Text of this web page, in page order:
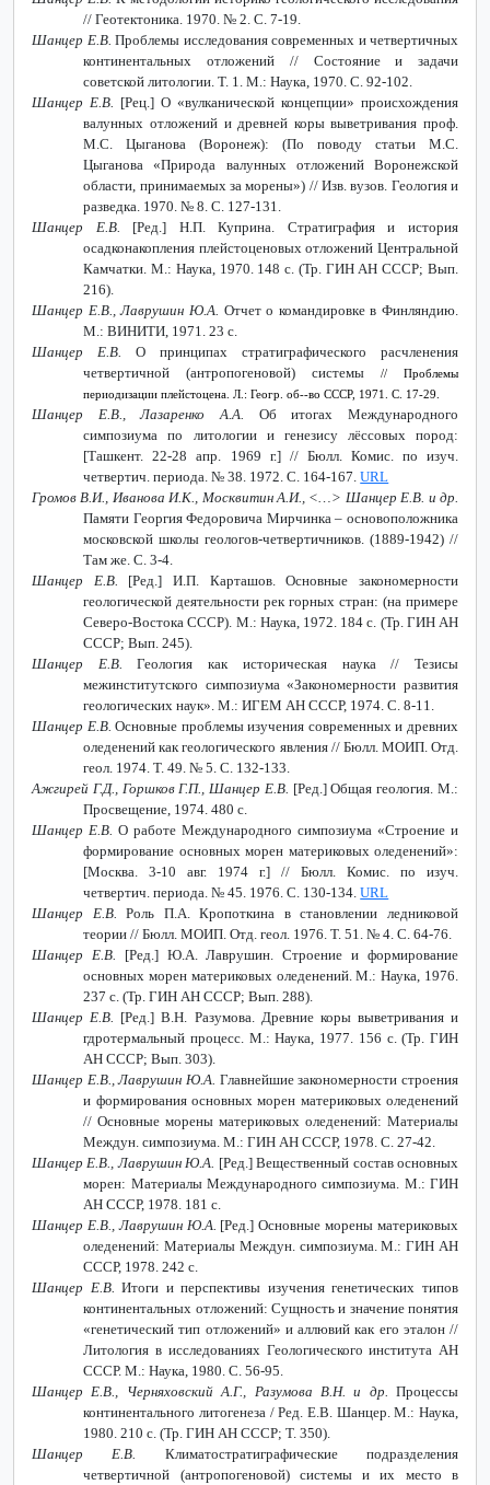
// Геотектоника. 1970. № 2. С. 7-19.
Шанцер Е.В. Проблемы исследования современных и четвертичных
континентальных отложений // Состояние и задачи
советской литологии. Т. 1. М.: Наука, 1970. С. 92-102.
Шанцер Е.В. [Рец.] О «вулканической концепции» происхождения
валунных отложений и древней коры выветривания проф.
М.С. Цыганова (Воронеж): (По поводу статьи М.С.
Цыганова «Природа валунных отложений Воронежской
области, принимаемых за морены») // Изв. вузов. Геология и
разведка. 1970. № 8. С. 127-131.
Шанцер Е.В. [Ред.] Н.П. Куприна. Стратиграфия и история
осадконакопления плейстоценовых отложений Центральной
Камчатки. М.: Наука, 1970. 148 с. (Тр. ГИН АН СССР; Вып.
216).
Шанцер Е.В., Лаврушин Ю.А. Отчет о командировке в Финляндию.
М.: ВИНИТИ, 1971. 23 с.
Шанцер Е.В.
О принципах стратиграфического расчленения
четвертичной (антропогеновой) системы// Проблемы
периодизации плейстоцена. Л.: Геогр. об--во СССР, 1971. С. 17-29.
Шанцер Е.В., Лазаренко А.А. Об итогах Международного
симпозиума по литологии и генезису лёссовых пород:
[Ташкент. 22-28 апр. 1969 г.] // Бюлл. Комис. по изуч.
четвертич. периода. № 38. 1972. С. 164-167.URL
Громов В.И., Иванова И.К., Москвитин А.И., <…> Шанцер Е.В. и др.
Памяти Георгия Федоровича Мирчинка – основоположника
московской школы геологов-четвертичников. (1889-1942) //
Там же. С. 3-4.
Шанцер Е.В. [Ред.] И.П. Карташов. Основные закономерности
геологической деятельности рек горных стран: (на примере
Северо-Востока СССР). М.: Наука, 1972. 184 с. (Тр. ГИН АН
СССР; Вып. 245).
Шанцер Е.В. Геология как историческая наука // Тезисы
межинститутского симпозиума «Закономерности развития
геологических наук». М.: ИГЕМ АН СССР, 1974. С. 8-11.
Шанцер Е.В. Основные проблемы изучения современных и древних
оледенений как геологического явления // Бюлл. МОИП. Отд.
геол. 1974. Т. 49. № 5. С. 132-133.
Ажгирей Г.Д., Горшков Г.П., Шанцер Е.В. [Ред.] Общая геология. М.:
Просвещение, 1974. 480 с.
Шанцер Е.В. О работе Международного симпозиума «Строение и
формирование основных морен материковых оледенений»:
[Москва. 3-10 авг. 1974 г.] // Бюлл. Комис. по изуч.
четвертич. периода. № 45. 1976. С. 130-134.URL
Шанцер Е.В. Роль П.А. Кропоткина в становлении ледниковой
теории // Бюлл. МОИП. Отд. геол. 1976. Т. 51. № 4. С. 64-76.
Шанцер Е.В. [Ред.] Ю.А. Лаврушин. Строение и формирование
основных морен материковых оледенений. М.: Наука, 1976.
237 с. (Тр. ГИН АН СССР; Вып. 288).
Шанцер Е.В. [Ред.] В.Н. Разумова. Древние коры выветривания и
гдротермальный процесс. М.: Наука, 1977. 156 с. (Тр. ГИН
АН СССР; Вып. 303).
Шанцер Е.В., Лаврушин Ю.А. Главнейшие закономерности строения
и формирования основных морен материковых оледенений
// Основные морены материковых оледенений: Материалы
Междун. симпозиума. М.: ГИН АН СССР, 1978. С. 27-42.
Шанцер Е.В., Лаврушин Ю.А. [Ред.] Вещественный состав основных
морен: Материалы Международного симпозиума. М.: ГИН
АН СССР, 1978. 181 с.
Шанцер Е.В., Лаврушин Ю.А. [Ред.] Основные морены материковых
оледенений: Материалы Междун. симпозиума. М.: ГИН АН
СССР, 1978. 242 с.
Шанцер Е.В. Итоги и перспективы изучения генетических типов
конти­нентальных отложений: Сущность и значение понятия
«генетический тип отложений» и аллювий как его эталон //
Литология в исследованиях Геологического института АН
СССР. М.: Наука, 1980. С. 56-95.
Шанцер Е.В., Черняховский А.Г., Разумова В.Н. и др. Процессы
континентального литогенеза / Ред. Е.В. Шанцер. М.: Наука,
1980. 210 с. (Тр. ГИН АН СССР; Т. 350).
Шанцер Е.В. Климатостратиграфические подразделения
четвертичной (антропогеновой) системы и их место в